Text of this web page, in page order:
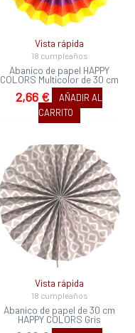
Vista rápida
18 cumpleaños
Abanico de papel HAPPY
COLORS Multicolor de 30 cm
2,66 €
AÑADIR AL
CARRITO
Vista rápida
18 cumpleaños
Abanico de papel de 30 cm
HAPPY COLORS Gris